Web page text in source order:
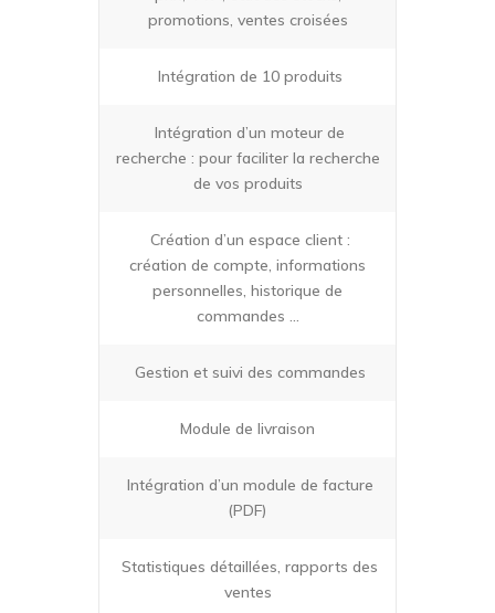
promotions, ventes croisées
Intégration de 10 produits
Intégration d’un moteur de
recherche : pour faciliter la recherche
de vos produits
Création d’un espace client :
création de compte, informations
personnelles, historique de
commandes …
Gestion et suivi des commandes
Module de livraison
Intégration d’un module de facture
(PDF)
Statistiques détaillées, rapports des
ventes